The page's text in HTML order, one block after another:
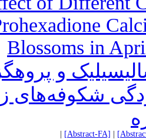
Blossoms in
و
شکوفه‌‌های
[Abstract-FA]